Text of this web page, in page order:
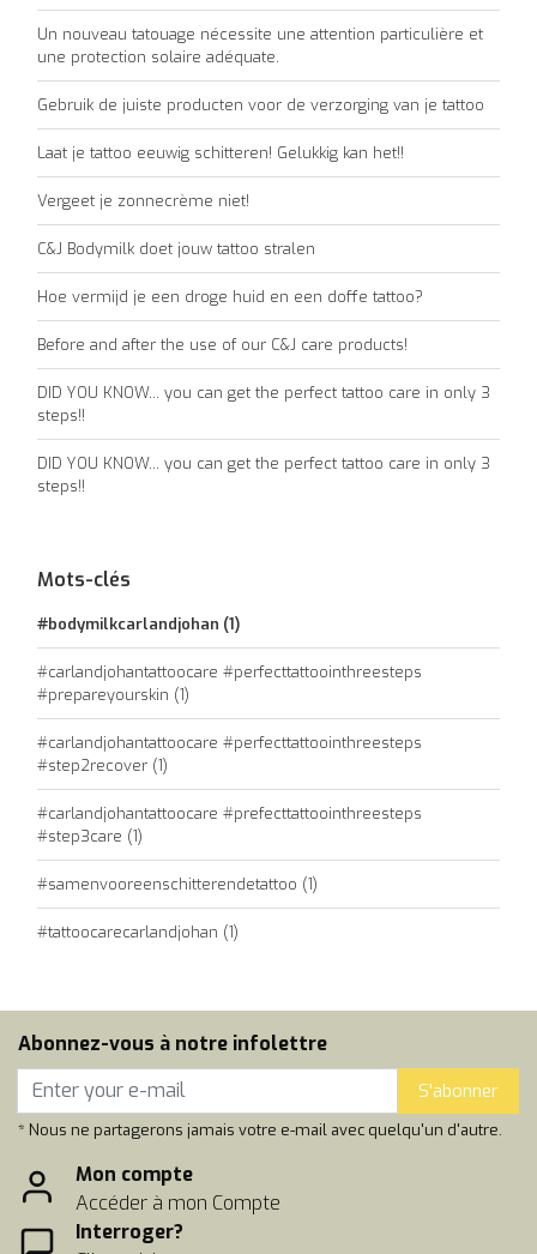
Un nouveau tatouage nécessite une attention particulière et
une protection solaire adéquate.
Gebruik de juiste producten voor de verzorging van je tattoo
Laat je tattoo eeuwig schitteren! Gelukkig kan het!!
Vergeet je zonnecrème niet!
C&J Bodymilk doet jouw tattoo stralen
Hoe vermijd je een droge huid en een doffe tattoo?
Before and after the use of our C&J care products!
DID YOU KNOW... you can get the perfect tattoo care in only 3
steps!!
DID YOU KNOW... you can get the perfect tattoo care in only 3
steps!!
Mots-clés
#bodymilkcarlandjohan (1)
#carlandjohantattoocare #perfecttattoointhreesteps
#prepareyourskin (1)
#carlandjohantattoocare #perfecttattoointhreesteps
#step2recover (1)
#carlandjohantattoocare #prefecttattoointhreesteps
#step3care (1)
#samenvooreenschitterendetattoo (1)
#tattoocarecarlandjohan (1)
Abonnez-vous à notre infolettre
S'abonner
* Nous ne partagerons jamais votre e-mail avec quelqu'un d'autre.
Mon compte
Accéder à mon Compte
Interroger?